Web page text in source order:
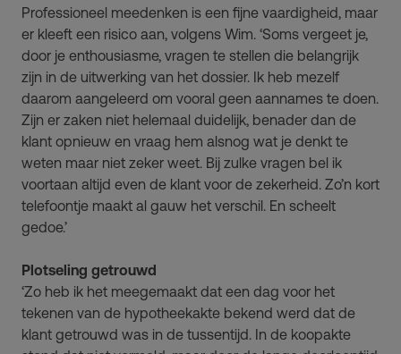
Professioneel meedenken is een fijne vaardigheid, maar
er kleeft een risico aan, volgens Wim. ‘Soms vergeet je,
door je enthousiasme, vragen te stellen die belangrijk
zijn in de uitwerking van het dossier. Ik heb mezelf
daarom aangeleerd om vooral geen aannames te doen.
Zijn er zaken niet helemaal duidelijk, benader dan de
klant opnieuw en vraag hem alsnog wat je denkt te
weten maar niet zeker weet. Bij zulke vragen bel ik
voortaan altijd even de klant voor de zekerheid. Zo’n kort
telefoontje maakt al gauw het verschil. En scheelt
gedoe.’
Plotseling getrouwd
‘Zo heb ik het meegemaakt dat een dag voor het
tekenen van de hypotheekakte bekend werd dat de
klant getrouwd was in de tussentijd. In de koopakte